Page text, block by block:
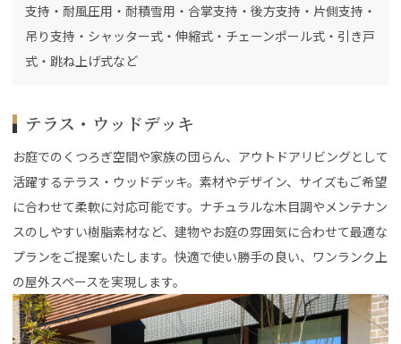
支持・耐風圧用・耐積雪用・合掌支持・後方支持・片側支持・
吊り支持・シャッター式・伸縮式・チェーンポール式・引き戸
式・跳ね上げ式など
テラス・ウッドデッキ
お庭でのくつろぎ空間や家族の団らん、アウトドアリビングとして
活躍するテラス・ウッドデッキ。素材やデザイン、サイズもご希望
に合わせて柔軟に対応可能です。ナチュラルな木目調やメンテナン
スのしやすい樹脂素材など、建物やお庭の雰囲気に合わせて最適な
プランをご提案いたします。快適で使い勝手の良い、ワンランク上
の屋外スペースを実現します。